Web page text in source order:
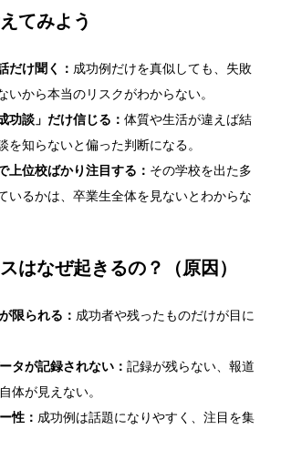
てみよう
だけ聞く： 成功例だけを真似しても、失敗
いから本当のリスクがわからない。
功談」だけ信じる：体質や生活が違えば結
を知らないと偏った判断になる。
上位校ばかり注目する： その学校を出た多
いるかは、卒業生全体を見ないとわからな
はなぜ起きるの？（原因）
限られる： 成功者や残ったものだけが目に
タが記録されない： 記録が残らない、報道
体が見えない。
性： 成功例は話題になりやすく、注目を集